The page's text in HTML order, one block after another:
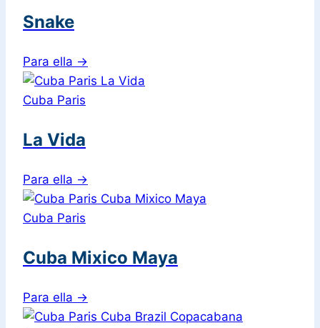
Snake
Para ella →
Cuba Paris
La Vida
Para ella →
Cuba Paris
Cuba Mixico Maya
Para ella →